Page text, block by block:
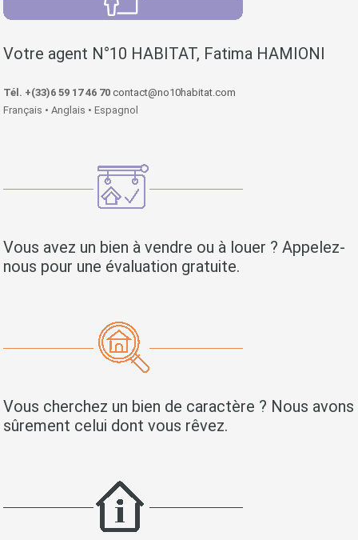
Votre agent N°10 HABITAT, Fatima HAMIONI
Tél. +(33)6 59 17 46 70 contact@no10habitat.com
Français • Anglais • Espagnol
Vous avez un bien à vendre ou à louer ? Appelez-
nous pour une évaluation gratuite.
Vous cherchez un bien de caractère ? Nous avons
sûrement celui dont vous rêvez.